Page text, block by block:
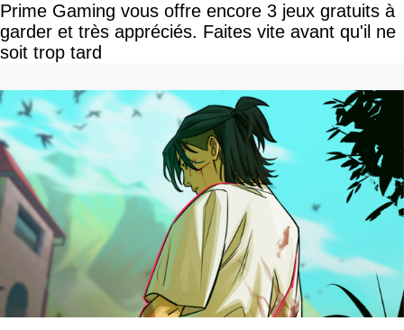
Prime Gaming vous offre encore 3 jeux gratuits à
garder et très appréciés. Faites vite avant qu'il ne
soit trop tard